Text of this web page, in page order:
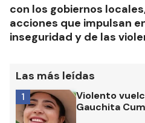
con los gobiernos
acciones que impulsan
inseguridad y de las
Las más leídas
Violento
Gauchita
1